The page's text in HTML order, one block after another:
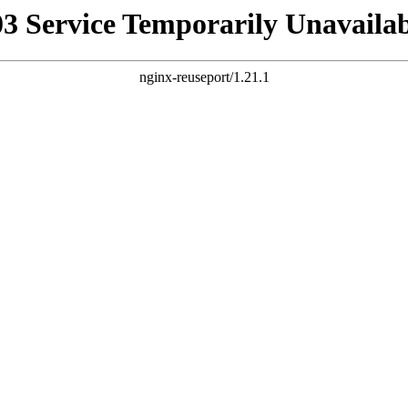
Service Temporarily
nginx-reuseport/1.21.1